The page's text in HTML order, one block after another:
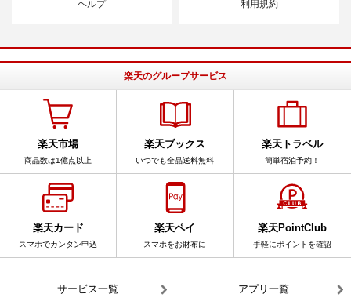
ヘルプ 利用規約
楽天のグループサービス
楽天市場
商品数は1億点以上
楽天ブックス
いつでも全品送料無料
楽天トラベル
簡単宿泊予約！
楽天カード
スマホでカンタン申込
楽天ペイ
スマホをお財布に
楽天PointClub
手軽にポイントを確認
サービス一覧 アプリ一覧